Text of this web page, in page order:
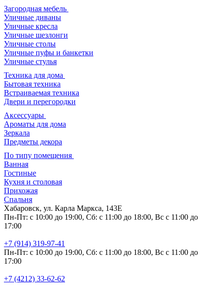
Загородная мебель
Уличные диваны
Уличные кресла
Уличные шезлонги
Уличные столы
Уличные пуфы и банкетки
Уличные стулья
Техника для дома
Бытовая техника
Встраиваемая техника
Двери и перегородки
Аксессуары
Ароматы для дома
Зеркала
Предметы декора
По типу помещения
Ванная
Гостиные
Кухня и столовая
Прихожая
Спальня
Хабаровск, ул. Карла Маркса, 143Е
Пн-Пт: с 10:00 до 19:00, Сб: с 11:00 до 18:00, Вс с 11:00 до
17:00
+7 (914) 319-97-41
Пн-Пт: с 10:00 до 19:00, Сб: с 11:00 до 18:00, Вс с 11:00 до
17:00
+7 (4212) 33-62-62